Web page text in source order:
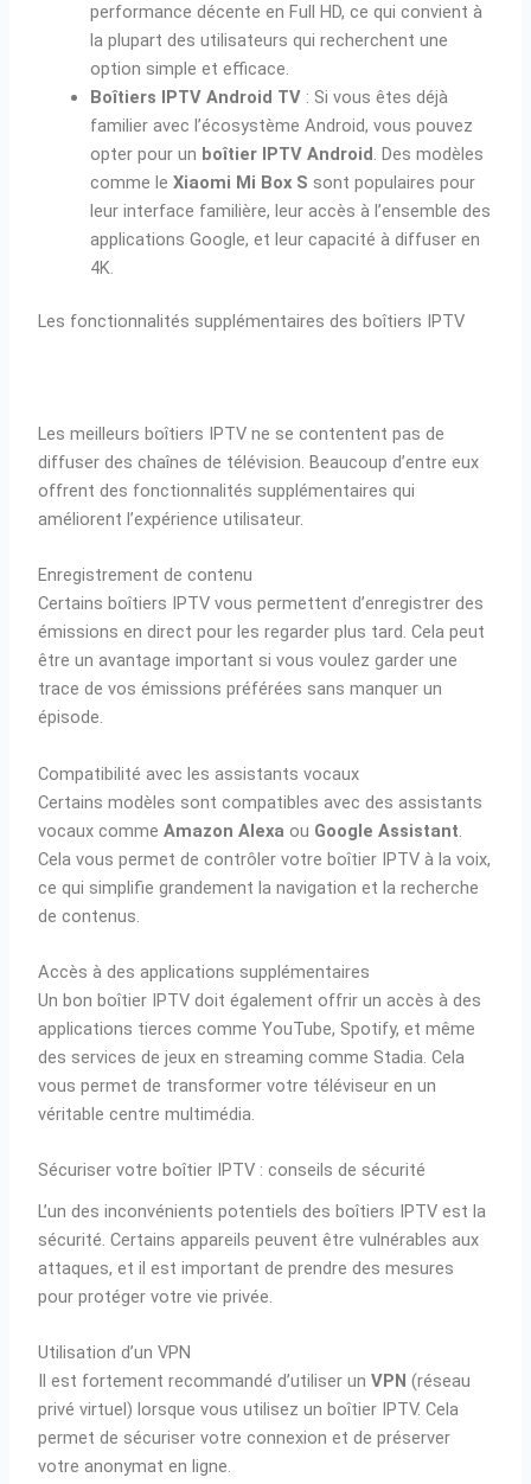
performance décente en Full HD, ce qui convient à
la plupart des utilisateurs qui recherchent une
option simple et efficace.
Boîtiers IPTV Android TV : Si vous êtes déjà
familier avec l’écosystème Android, vous pouvez
opter pour un boîtier IPTV Android . Des modèles
comme leXiaomi Mi Box S sont populaires pour
leur interface familière, leur accès à l’ensemble des
applications Google, et leur capacité à diffuser en
4K.
Les fonctionnalités supplémentaires des boîtiers IPTV
Les meilleurs boîtiers IPTV ne se contentent pas de
diffuser des chaînes de télévision. Beaucoup d’entre eux
offrent des fonctionnalités supplémentaires qui
améliorent l’expérience utilisateur.
Enregistrement de contenu
Certains boîtiers IPTV vous permettent d’enregistrer des
émissions en direct pour les regarder plus tard. Cela peut
être un avantage important si vous voulez garder une
trace de vos émissions préférées sans manquer un
épisode.
Compatibilité avec les assistants vocaux
Certains modèles sont compatibles avec des assistants
vocaux commeAmazon Alexa ou Google Assistant.
Cela vous permet de contrôler votre boîtier IPTV à la voix,
ce qui simplifie grandement la navigation et la recherche
de contenus.
Accès à des applications supplémentaires
Un bon boîtier IPTV doit également offrir un accès à des
applications tierces comme YouTube, Spotify, et même
des services de jeux en streaming comme Stadia. Cela
vous permet de transformer votre téléviseur en un
véritable centre multimédia.
Sécuriser votre boîtier IPTV : conseils de sécurité
L’un des inconvénients potentiels des boîtiers IPTV est la
sécurité. Certains appareils peuvent être vulnérables aux
attaques, et il est important de prendre des mesures
pour protéger votre vie privée.
Utilisation d’un VPN
Il est fortement recommandé d’utiliser unVPN (réseau
privé virtuel) lorsque vous utilisez un boîtier IPTV. Cela
permet de sécuriser votre connexion et de préserver
votre anonymat en ligne.